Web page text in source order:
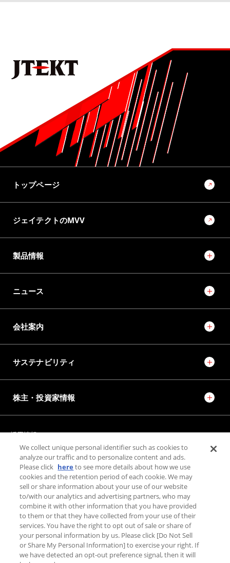
ステアバイワイヤを用いた非線形ヨーレート応答制御
No.1022 2025 モノづくりとモノづくり設備を支える技術特集号
ラックパラレルタイプ電動パワーステアリング（RP-EPS）
用ボールねじの量産転造装置の開発
No.1022 2025 モノづくりとモノづくり設備を支える技術特集号
モノづくりとモノづくり設備でモビリティ社会の未来を創
トップページ
ジェイテクトのMVV
製品情報
ニュース
会社案内
サステナビリティ
株主・投資家情報
採用情報 JTEKT STORIES
JTEKT SPORTS
JTEKT ENGINEERING JOURNAL
施設紹介
お問い合わせ
個人情報保護方針
利用規約
利用者情報の外部送信について
We collect unique personal identifier such as cookies to
analyze our traffic and to personalize content and ads.
Please click here to see more details about how we use
cookies and the retention period of each cookie. We may
sell or share information about your use of our website
to/with our analytics and advertising partners, who may
combine it with other information that you have provided
to them or that they have collected from your use of their
services. You have the right to opt out of sale or share of
your personal information by us. Please click [Do Not Sell
or Share My Personal Information] to exercise your right. If
we have detected an opt-out preference signal, then it will